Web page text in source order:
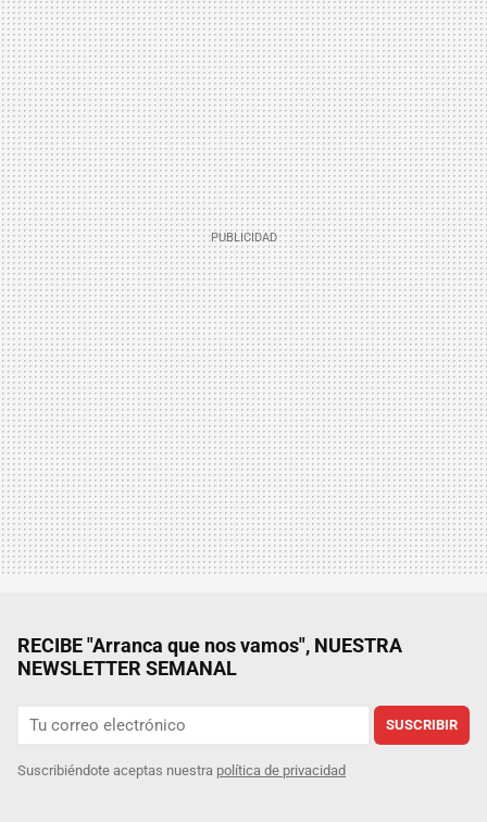
RECIBE "Arranca que nos vamos", NUESTRA
NEWSLETTER SEMANAL
SUSCRIBIR
Suscribiéndote aceptas nuestra política de privacidad